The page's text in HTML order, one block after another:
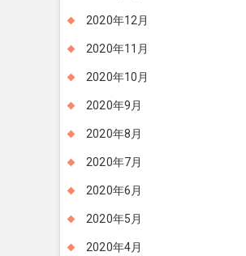
2020年12月
2020年11月
2020年10月
2020年9月
2020年8月
2020年7月
2020年6月
2020年5月
2020年4月